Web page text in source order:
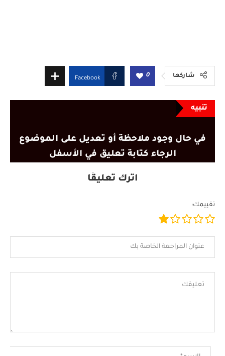
شاركها 0
Facebook
تنبيه
في حال وجود ملاحظة أو تعديل على الموضوع
الرجاء كتابة تعليق في الأسفل
اترك تعليقًا
تقييمك: